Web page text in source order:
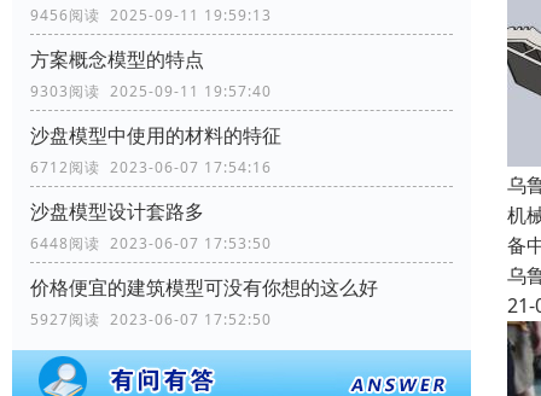
9456阅读 2025-09-11 19:59:13
方案概念模型的特点
9303阅读 2025-09-11 19:57:40
沙盘模型中使用的材料的特征
6712阅读 2023-06-07 17:54:16
沙盘模型设计套路多
6448阅读 2023-06-07 17:53:50
价格便宜的建筑模型可没有你想的这么好
5927阅读 2023-06-07 17:52:50
乌
机
备
乌
21-